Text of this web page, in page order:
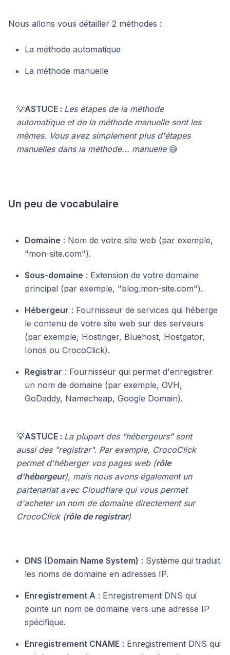
Nous allons vous détailler 2 méthodes :
La méthode automatique
La méthode manuelle
💡ASTUCE : Les étapes de la méthode
automatique et de la méthode manuelle sont les
mêmes. Vous avez simplement plus d'étapes
manuelles dans la méthode... manuelle 😅
Un peu de vocabulaire
Domaine : Nom de votre site web (par exemple,
"mon-site.com").
Sous-domaine : Extension de votre domaine
principal (par exemple, "blog.mon-site.com").
Hébergeur : Fournisseur de services qui héberge
le contenu de votre site web sur des serveurs
(par exemple, Hostinger, Bluehost, Hostgator,
Ionos ou CrocoClick).
Registrar : Fournisseur qui permet d'enregistrer
un nom de domaine (par exemple, OVH,
GoDaddy, Namecheap, Google Domain).
💡ASTUCE : La plupart des "hébergeurs" sont
aussi des "registrar". Par exemple, CrocoClick
permet d'héberger vos pages web (rôle
d'hébergeur), mais nous avons également un
partenariat avec Cloudflare qui vous permet
d'acheter un nom de domaine directement sur
CrocoClick (rôle de registrar)
DNS (Domain Name System) : Système qui traduit
les noms de domaine en adresses IP.
Enregistrement A : Enregistrement DNS qui
pointe un nom de domaine vers une adresse IP
spécifique.
Enregistrement CNAME : Enregistrement DNS qui